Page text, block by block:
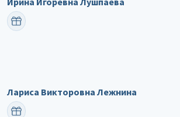
ПОЗДРАВИТЬ
Лариса Викторовна Лежнина
ПОЗДРАВИТЬ